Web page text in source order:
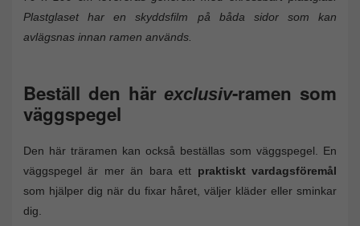
Plastglaset har en skyddsfilm på båda sidor som kan
avlägsnas innan ramen används.
Beställ den härexclusiv-ramen som
väggspegel
Den här träramen kan också beställas som väggspegel. En
väggspegel är mer än bara ett praktiskt vardagsföremål
som hjälper dig när du fixar håret, väljer kläder eller sminkar
dig.